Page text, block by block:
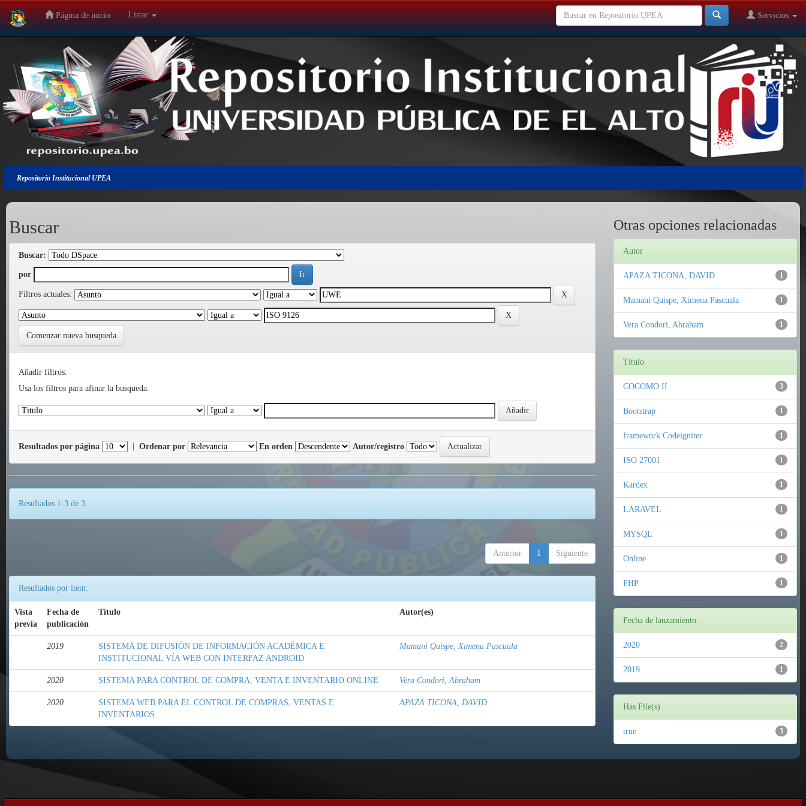
Salir
navegación
Página de inicio Listar Servicios
Repositorio Institucional UPEA
Buscar
Buscar:
por
Filtros actuales:
Comenzar nueva busqueda
Añadir filtros:
Usa los filtros para afinar la busqueda.
Resultados por página Ordenar por En orden Autor/registro
Resultados 1-3 de 3.
Anterior 1 Siguiente
Resultados por ítem:
Vista
previa
Fecha de
publicación
Título Autor(es)
2019
SISTEMA DE DIFUSIÓN DE INFORMACIÓN ACADÉMICA E
INSTITUCIONAL VÍA WEB CON INTERFAZ ANDROID
Mamani Quispe, Ximena Pascuala
2020 SISTEMA PARA CONTROL DE COMPRA, VENTA E INVENTARIO ONLINE Vera Condori, Abraham
2020
SISTEMA WEB PARA EL CONTROL DE COMPRAS, VENTAS E
INVENTARIOS
APAZA TICONA, DAVID
Otras opciones relacionadas
Autor
1
APAZA TICONA, DAVID
1
Mamani Quispe, Ximena Pascuala
1
Vera Condori, Abraham
Título
3
COCOMO II
1
Bootstrap
1
framework Codeigniter
1
ISO 27001
1
Kardex
1
LARAVEL
1
MYSQL
1
Online
1
PHP
Fecha de lanzamiento
2
2020
1
2019
Has File(s)
3
true